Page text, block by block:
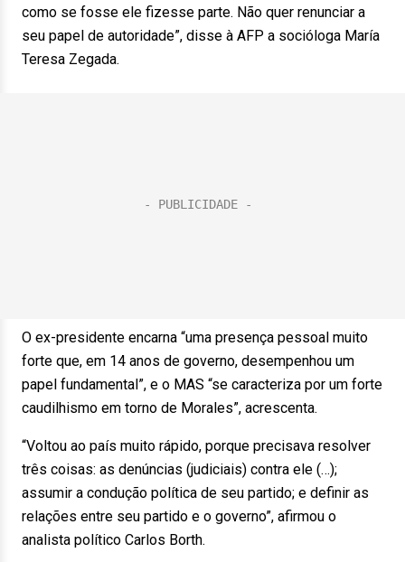
como se fosse ele fizesse parte. Não quer renunciar a
seu papel de autoridade”, disse à AFP a socióloga María
Teresa Zegada.
O ex-presidente encarna “uma presença pessoal muito
forte que, em 14 anos de governo, desempenhou um
papel fundamental”, e o MAS “se caracteriza por um forte
caudilhismo em torno de Morales”, acrescenta.
“Voltou ao país muito rápido, porque precisava resolver
três coisas: as denúncias (judiciais) contra ele (…);
assumir a condução política de seu partido; e definir as
relações entre seu partido e o governo”, afirmou o
analista político Carlos Borth.